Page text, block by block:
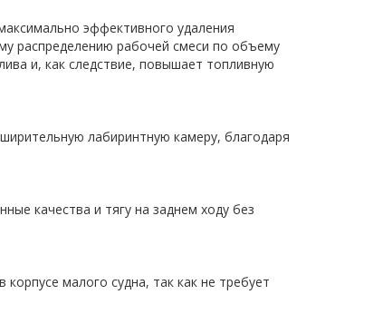
эффективного удаления
распределению рабочей смеси по объему
и, как следствие, повышает топливную
лабиринтную камеру, благодаря
качества и тягу на заднем ходу без
малого судна, так как не требует